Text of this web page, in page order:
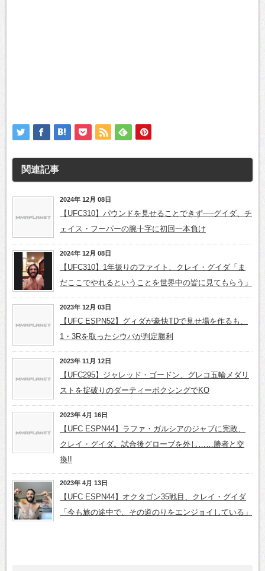
関連記事
2024年 12月 08日
【UFC310】パウンドを見せることできず──グイダ、チ
ェイス・フーパーの腕十字に初回一本負け
2024年 12月 08日
【UFC310】1年振りのファイト、クレイ・グイダ「ま
だここでやれるということを世界中の皆に見てもらう」
2023年 12月 03日
【UFC ESPN52】グィダが豪快TDで見せ場を作るも、
1・3Rを取ったシウバが判定勝利
2023年 11月 12日
【UFC295】ジャレッド・ゴードン、グレコ五輪メダリ
ストを掟破りのダーティーボクシングでKO
2023年 4月 16日
【UFC ESPN44】ラファ・ガルシアのジャブに完敗、
クレイ・グイダ。試合後グローブを外し……勝者と交
換!!
2023年 4月 13日
【UFC ESPN44】オクタゴン35戦目、クレイ・グイダ
「今も旅の途中で、その道のりをエンジョイしている」